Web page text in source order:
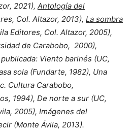
2021), Antología del
Col. Altazor, 2013), La sombra
Editores, Col. Altazor, 2005),
de Carabobo, 2000),
Viento barinés (UC,
sola (Fundarte, 1982), Una
Cultura Carabobo,
1994), De norte a sur (UC,
2005), Imágenes del
(Monte Ávila, 2013).